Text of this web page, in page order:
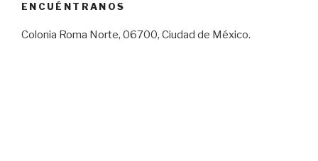
ENCUÉNTRANOS
Colonia Roma Norte, 06700, Ciudad de México.